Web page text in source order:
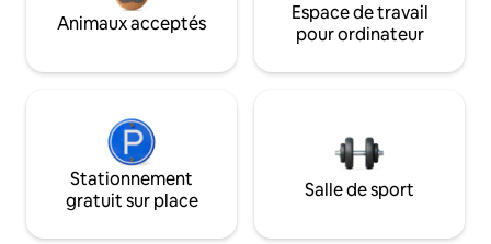
Animaux acceptés
Espace de travail
pour ordinateur
Stationnement
gratuit sur place
Salle de sport